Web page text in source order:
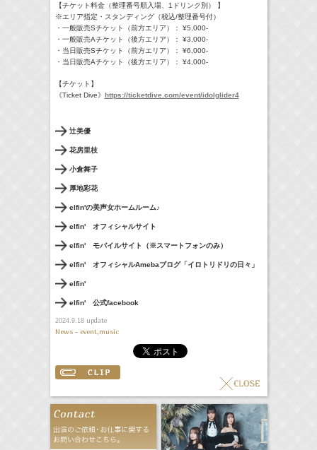
【チケット料金（整理番号順入場、1ドリンク別） 】
※エリア指定・スタンディング（税込/整理番号付）
・一般販売Sチケット（前方エリア）： ¥5,000-
・一般販売Aチケット（後方エリア）： ¥3,000-
・当日販売Sチケット（前方エリア）： ¥6,000-
・当日販売Aチケット（後方エリア）： ¥4,000-
【チケット】
《Ticket Dive》 https://ticketdive.com/event/idolglider4
辻美優
花房里枝
小倉舞子
厚地彩花
elfin'の美声女ホームルーム♪
elfin' オフィシャルサイト
elfin' モバイルサイト（※スマートフォンのみ）
elfin' オフィシャルAmebaブログ「イロトリドリの日々」
elfin'
elfin' 公式facebook
2024.9.18update
News - event,music